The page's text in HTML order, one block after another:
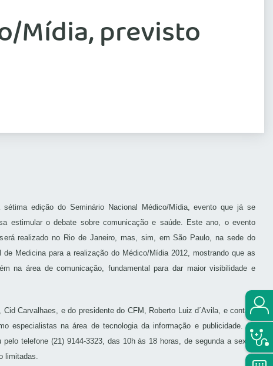
Mídia, previsto
edição do Seminário Nacional Médico/Mídia, evento que já se
estimular o debate sobre comunicação e saúde. Este ano, o evento
realizado no Rio de Janeiro, mas, sim, em São Paulo, na sede do
Medicina para a realização do Médico/Mídia 2012, mostrando que as
na área de comunicação, fundamental para dar maior visibilidade e
Carvalhaes, e do presidente do CFM, Roberto Luiz d´Avila, e contará
especialistas na área de tecnologia da informação e publicidade. As
pelo telefone (21) 9144-3323, das 10h às 18 horas, de segunda a sexta-
limitadas.